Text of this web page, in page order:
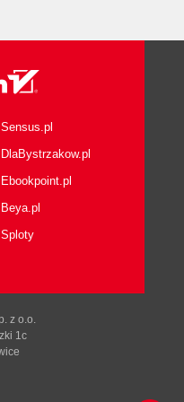
sukcesy
Sensus.pl
DlaBystrzakow.pl
Ebookpoint.pl
Beya.pl
Sploty
z o.o.
1c